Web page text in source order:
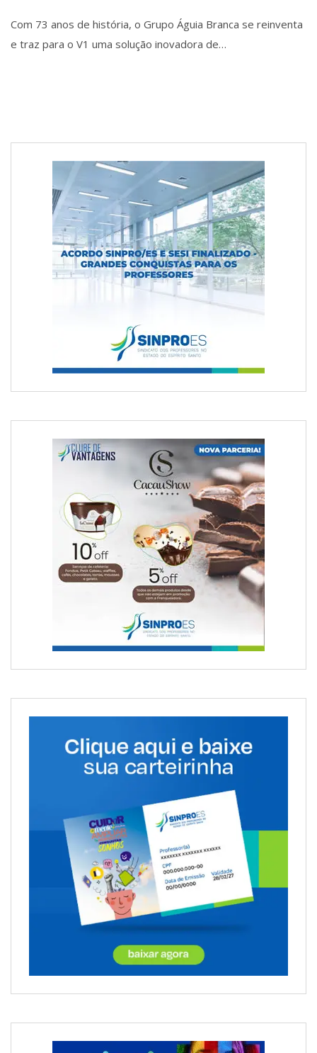
Com 73 anos de história, o Grupo Águia Branca se reinventa
e traz para o V1 uma solução inovadora de…